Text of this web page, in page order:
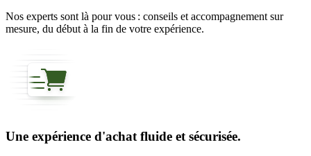
Nos experts sont là pour vous : conseils et accompagnement sur
mesure, du début à la fin de votre expérience.
Une expérience d'achat fluide et sécurisée.